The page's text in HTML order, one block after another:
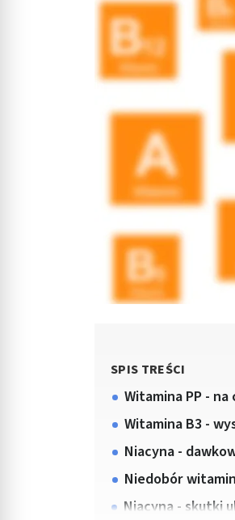
SPIS TREŚCI
Witamina PP - na
Witamina B3 -
Niacyna -
Niedobór
Niacyna - skutki